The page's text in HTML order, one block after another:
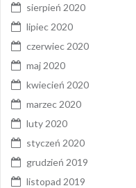
sierpień 2020
lipiec 2020
czerwiec 2020
maj 2020
kwiecień 2020
marzec 2020
luty 2020
styczeń 2020
grudzień 2019
listopad 2019